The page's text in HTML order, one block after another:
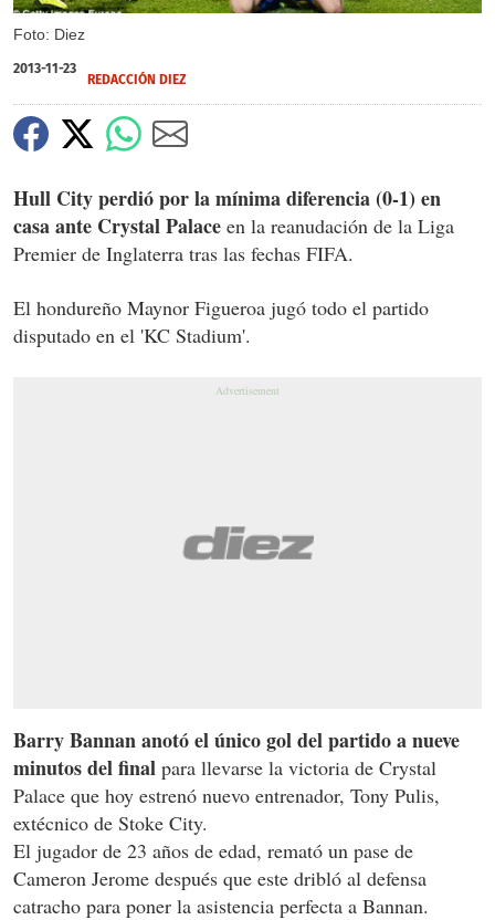
Foto: Diez
2013-11-23
REDACCIÓN DIEZ
Hull City perdió por la mínima diferencia (0-1) en
casa ante Crystal Palace en la reanudación de la Liga
Premier de Inglaterra tras las fechas FIFA.
El hondureño Maynor Figueroa jugó todo el partido
disputado en el 'KC Stadium'.
Barry Bannan anotó el único gol del partido a nueve
minutos del final para llevarse la victoria de Crystal
Palace que hoy estrenó nuevo entrenador, Tony Pulis,
extécnico de Stoke City.
El jugador de 23 años de edad, remató un pase de
Cameron Jerome después que este dribló al defensa
catracho para poner la asistencia perfecta a Bannan.